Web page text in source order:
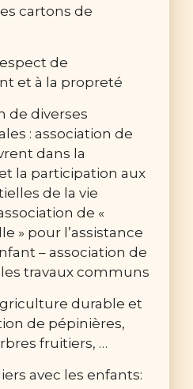
cartons de
de
et à la propreté
de diverses
: association de
dans la
la participation aux
de la vie
de «
» pour l’assistance
– association de
travaux communs
durable et
de pépinières,
fruitiers, …
avec les enfants: